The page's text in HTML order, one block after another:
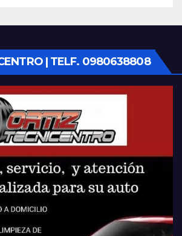
| TELF. 0980638808